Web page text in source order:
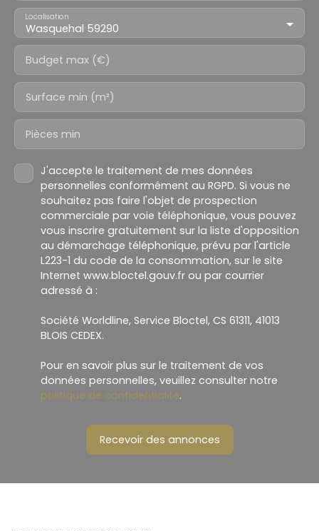
Wasquehal 59290
Localisation
Budget max (€)
Surface min (m²)
Pièces min
J'accepte le traitement de mes données
personnelles conformément au RGPD. Si vous ne
souhaitez pas faire l'objet de prospection
commerciale par voie téléphonique, vous pouvez
vous inscrire gratuitement sur la liste d'opposition
au démarchage téléphonique, prévu par l'article
L223-1 du code de la consommation, sur le site
Internet www.bloctel.gouv.fr ou par courrier
adressé à :
Société Worldline, Service Bloctel, CS 61311, 41013
BLOIS CEDEX.
Pour en savoir plus sur le traitement de vos
données personnelles, veuillez consulter notre
politique de confidentialité.
Recevoir des annonces